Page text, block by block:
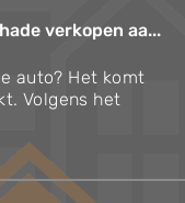
verkopen aa...
auto? Het komt
Volgens het